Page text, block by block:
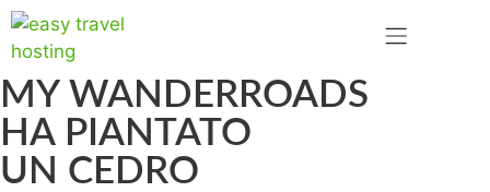
MY WANDERROADS
HA PIANTATO
UN CEDRO